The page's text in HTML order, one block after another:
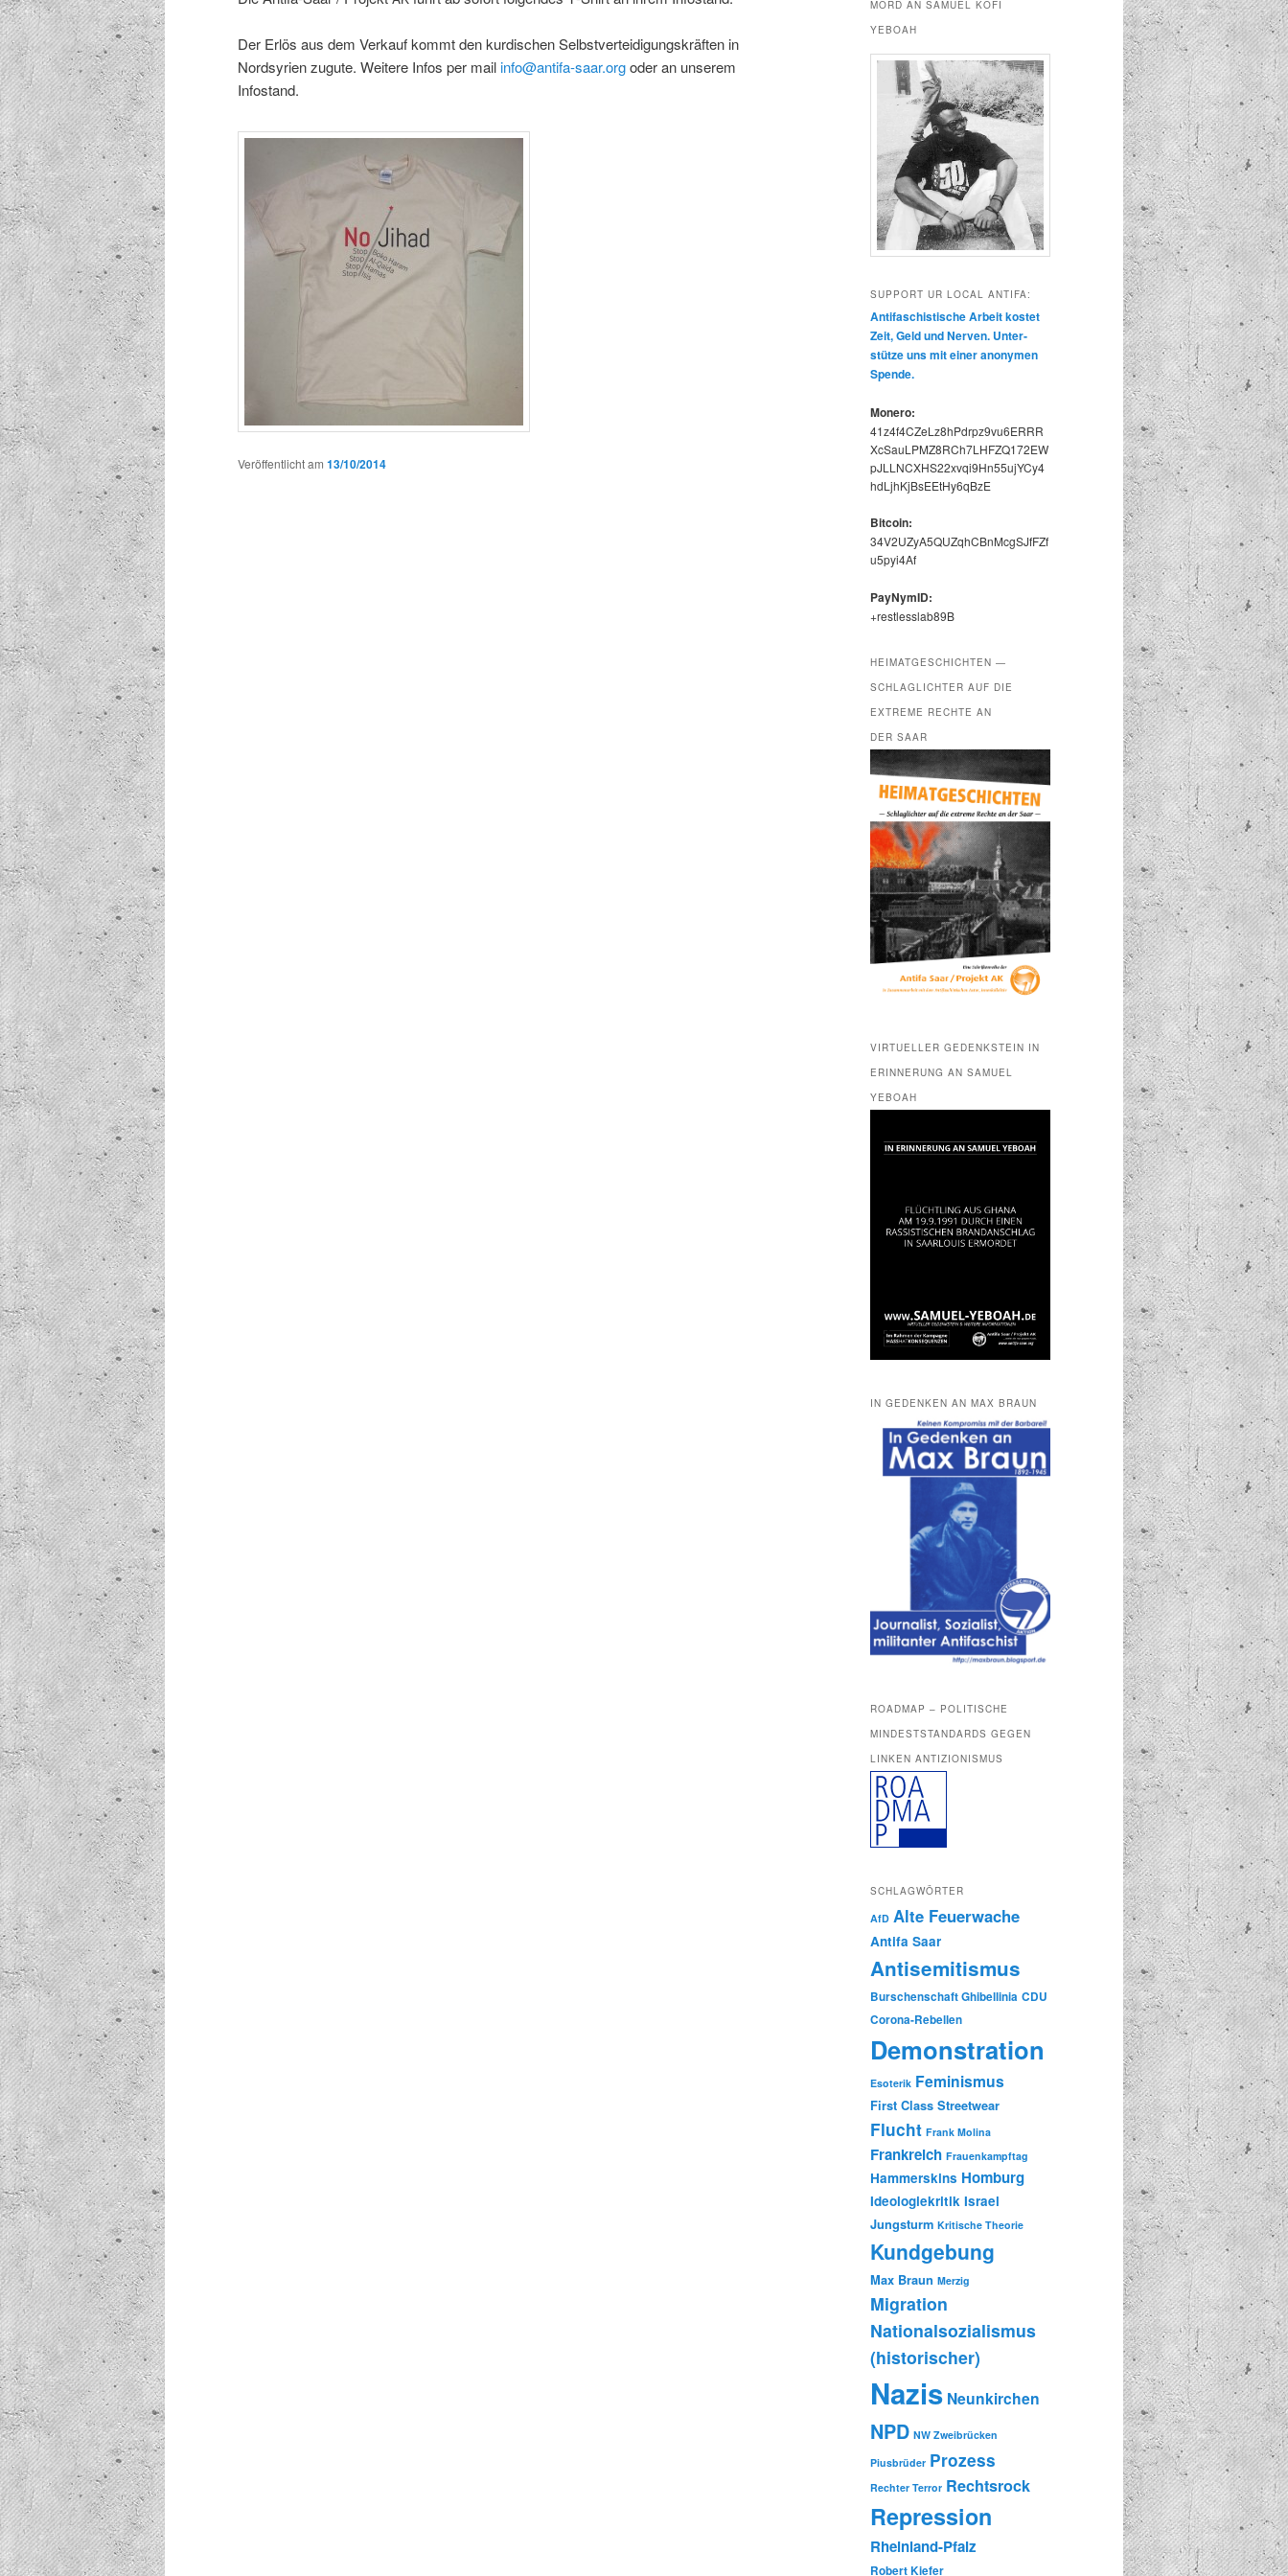
Der Erlös aus dem Verkauf kommt den kur­dis­chen Selb­stvertei­di­gungskräften in
Nordsyrien zugute. Weit­ere Infos per mailinfo@antifa-saar.orgoder an unserem
Infostand.
Veröffentlicht am 13/10/2014
MORD AN SAMUEL KOFI
YEBOAH
SUPPORT UR LOCAL ANTIFA:
Antifaschis­tis­che Arbeit kostet
Zeit, Geld und Ner­ven. Unter­
stütze uns mit ein­er anony­men
Spende.
Mon­ero:
41z4f4CZeLz8hPdrpz9vu6ERRR
XcSauLPMZ8RCh7LHFZQ172EW
pJLLNCXHS22xvqi9Hn55ujYCy4
hdLjhKjBsEEtHy6qBzE
Bit­coin:
34V2UZyA5QUZqhCBnMcgSJfFZf
u5pyi4Af
PayNymID:
+restlesslab89B
HEIMATGESCHICHTEN —
SCHLAGLICHTER AUF DIE
EXTREME RECHTE AN
DER SAAR
VIRTUELLER GEDENKSTEIN IN
ERINNERUNG AN SAMUEL
YEBOAH
IN GEDENKEN AN MAX BRAUN
ROADMAP – POLITISCHE
MINDESTSTANDARDS GEGEN
LINKEN ANTIZIONISMUS
SCHLAGWÖRTER
AfD Alte Feuerwache
Antifa Saar
Antisemitismus
Burschenschaft Ghibellinia CDU
Corona-Rebellen
Demonstration
Esoterik Feminismus
First Class Streetwear
Flucht Frank Molina
Frankreich Frauenkampftag
Hammerskins Homburg
Ideologiekritik Israel
Jungsturm Kritische Theorie
Kundgebung
Max Braun Merzig
Migration
Nationalsozialismus
(historischer)
Nazis Neunkirchen
NPD NW Zweibrücken
Piusbrüder Prozess
Rechter Terror Rechtsrock
Repression
Rheinland-Pfalz
Robert Kiefer